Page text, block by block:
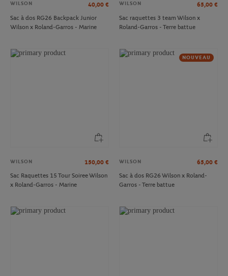
WILSON 40,00 €
Sac à dos RG26 Backpack Junior
Wilson x Roland-Garros - Marine
WILSON 65,00 €
Sac raquettes 3 team Wilson x
Roland-Garros - Terre battue
WILSON 150,00 €
Sac Raquettes 15 Tour Soiree Wilson
x Roland-Garros - Marine
NOUVEAU
WILSON 65,00 €
Sac à dos RG26 Wilson x Roland-
Garros - Terre battue